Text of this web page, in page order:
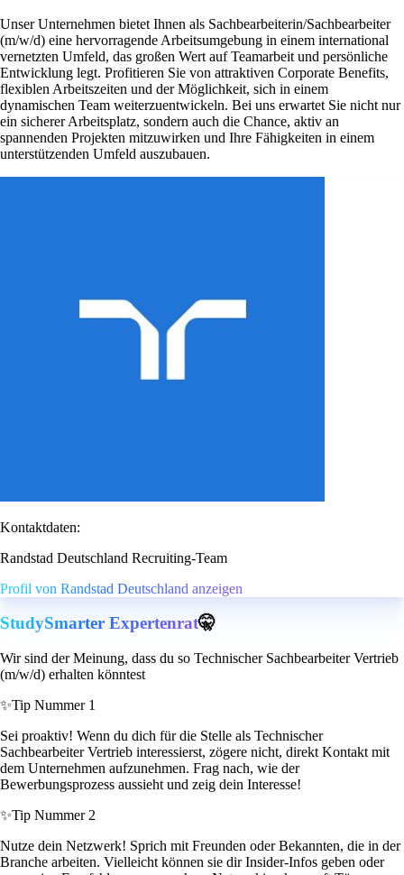
Unser Unternehmen bietet Ihnen als Sachbearbeiterin/Sachbearbeiter
(m/w/d) eine hervorragende Arbeitsumgebung in einem international
vernetzten Umfeld, das großen Wert auf Teamarbeit und persönliche
Entwicklung legt. Profitieren Sie von attraktiven Corporate Benefits,
flexiblen Arbeitszeiten und der Möglichkeit, sich in einem
dynamischen Team weiterzuentwickeln. Bei uns erwartet Sie nicht nur
ein sicherer Arbeitsplatz, sondern auch die Chance, aktiv an
spannenden Projekten mitzuwirken und Ihre Fähigkeiten in einem
unterstützenden Umfeld auszubauen.
Kontaktdaten:
Randstad Deutschland Recruiting-Team
Profil von Randstad Deutschland anzeigen
StudySmarter Expertenrat🤫
Wir sind der Meinung, dass du so Technischer Sachbearbeiter Vertrieb
(m/w/d) erhalten könntest
✨Tip Nummer 1
Sei proaktiv! Wenn du dich für die Stelle als Technischer
Sachbearbeiter Vertrieb interessierst, zögere nicht, direkt Kontakt mit
dem Unternehmen aufzunehmen. Frag nach, wie der
Bewerbungsprozess aussieht und zeig dein Interesse!
✨Tip Nummer 2
Nutze dein Netzwerk! Sprich mit Freunden oder Bekannten, die in der
Branche arbeiten. Vielleicht können sie dir Insider-Infos geben oder